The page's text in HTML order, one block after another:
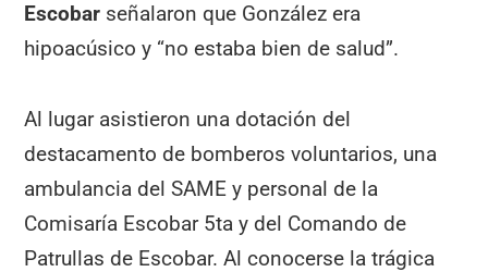
Escobar señalaron que González era
hipoacúsico y “no estaba bien de salud”.
Al lugar asistieron una dotación del
destacamento de bomberos voluntarios, una
ambulancia del SAME y personal de la
Comisaría Escobar 5ta y del Comando de
Patrullas de Escobar. Al conocerse la trágica